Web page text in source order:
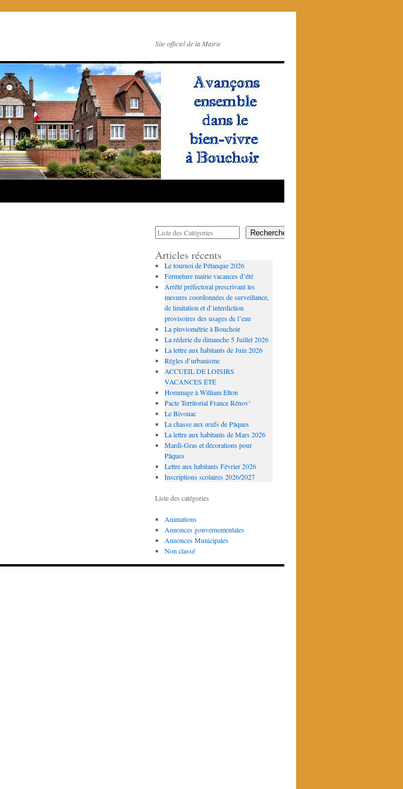
Site officiel de la Mairie
Rechercher
Articles récents
Le tournoi de Pétanque 2026
Fermeture mairie vacances d’été
Arrêté préfectoral prescrivant les
mesures coordonnées de surveillance,
de limitation et d’interdiction
provisoires des usages de l’eau
La pluviométrie à Bouchoir
La réderie du dimanche 5 Juillet 2026
La lettre aux habitants de Juin 2026
Régles d’urbanisme
ACCUEIL DE LOISIRS
VACANCES ÉTÉ
Hommage à William Elton
Pacte Territorial France Rénov’
Le Bivouac
La chasse aux œufs de Pâques
La lettre aux habitants de Mars 2026
Mardi-Gras et décorations pour
Pâques
Lettre aux habitants Février 2026
Inscriptions scolaires 2026/2027
Liste des catégories
Animations
Annonces gouvernementales
Annonces Municipales
Non classé